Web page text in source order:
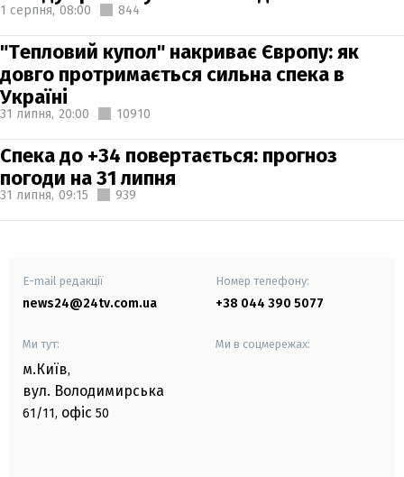
1 серпня, 08:00 844
"Тепловий купол" накриває Європу: як
довго протримається сильна спека в
Україні
31 липня, 20:00 10910
Спека до +34 повертається: прогноз
погоди на 31 липня
31 липня, 09:15 939
E-mail редакції
news24@24tv.com.ua
Номер телефону:
+38 044 390 5077
Ми тут:
м.Київ,
вул. Володимирська
61/11, офіс 50
Ми в соцмережах: